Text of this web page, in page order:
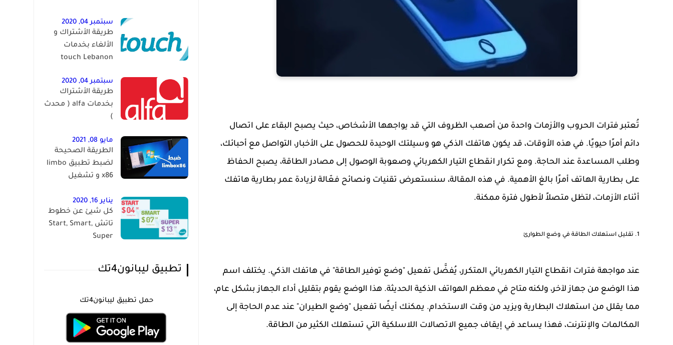
تُعتبر فترات الحروب والأزمات واحدة من أصعب الظروف التي قد يواجهها الأشخاص، حيث يصبح البقاء على اتصال
دائم أمرًا حيويًا. في هذه الأوقات، قد يكون هاتفك الذكي هو وسيلتك الوحيدة للحصول على الأخبار، التواصل مع أحبائك،
وطلب المساعدة عند الحاجة. ومع تكرار انقطاع التيار الكهربائي وصعوبة الوصول إلى مصادر الطاقة، يصبح الحفاظ
على بطارية الهاتف أمرًا بالغ الأهمية. في هذه المقالة، سنستعرض تقنيات ونصائح فعّالة لزيادة عمر بطارية هاتفك
أثناء الأزمات، لتظل متصلاً لأطول فترة ممكنة.
1. تقليل استهلاك الطاقة في وضع الطوارئ
عند مواجهة فترات انقطاع التيار الكهربائي المتكرر، يُفضَّل تفعيل "وضع توفير الطاقة" في هاتفك الذكي. يختلف اسم
هذا الوضع من جهاز لآخر، ولكنه متاح في معظم الهواتف الذكية الحديثة. هذا الوضع يقوم بتقليل أداء الجهاز بشكل عام،
مما يقلل من استهلاك البطارية ويزيد من وقت الاستخدام. يمكنك أيضًا تفعيل "وضع الطيران" عند عدم الحاجة إلى
المكالمات والإنترنت، فهذا يساعد في إيقاف جميع الاتصالات اللاسلكية التي تستهلك الكثير من الطاقة.
سبتمبر 04, 2020
طريقة الأشتراك و
الألغاء بخدمات
touch Lebanon
سبتمبر 04, 2020
طريقة الأشتراك
بخدمات alfa ( محدث
)
مايو 08, 2021
الطريقة الصحيحة
لضبط تطبيق limbo
x86 و تشغيل
يناير 16, 2020
كل شيئ عن خطوط
تاتش Start, Smart,
Super
تطبيق ليبانون4تك
حمل تطبيق ليبانون4تك